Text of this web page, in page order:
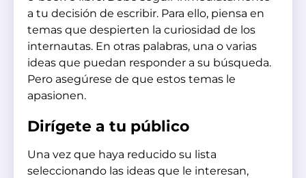
a tu decisión de escribir. Para ello, piensa en
temas que despierten la curiosidad de los
internautas. En otras palabras, una o varias
ideas que puedan responder a su búsqueda.
Pero asegúrese de que estos temas le
apasionen.
Dirígete a tu público
Una vez que haya reducido su lista
seleccionando las ideas que le interesan,